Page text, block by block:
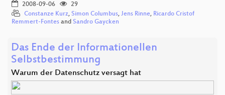
2008-09-06
29
Constanze Kurz, Simon Columbus, Jens Rinne, Ricardo Cristof
Remmert-Fontes and Sandro Gaycken
Das Ende der Informationellen
Selbstbestimmung
Warum der Datenschutz versagt hat